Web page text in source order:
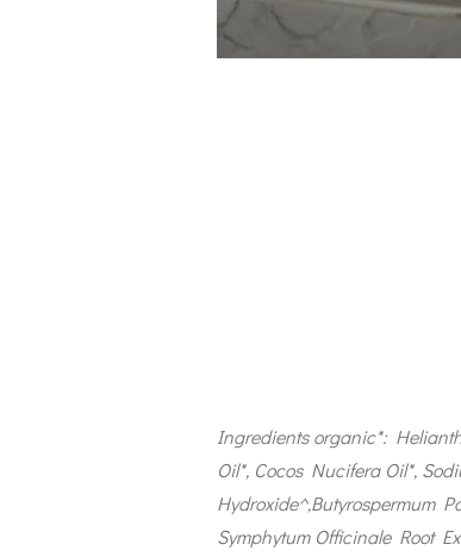
Ingredients organic*:
Oil*, Cocos Nucifera Oil*,
Hydroxide^,Butyrospermum
Symphytum Officinale Root